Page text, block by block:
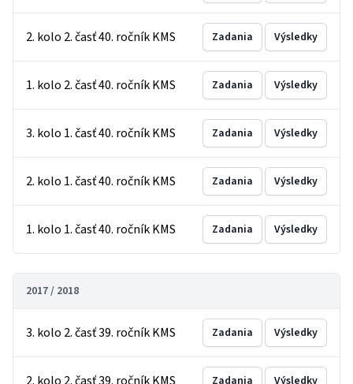
2. kolo 2. časť 40. ročník KMS Zadania Výsledky
1. kolo 2. časť 40. ročník KMS Zadania Výsledky
3. kolo 1. časť 40. ročník KMS Zadania Výsledky
2. kolo 1. časť 40. ročník KMS Zadania Výsledky
1. kolo 1. časť 40. ročník KMS Zadania Výsledky
2017 / 2018
3. kolo 2. časť 39. ročník KMS Zadania Výsledky
Zadania Výsledky